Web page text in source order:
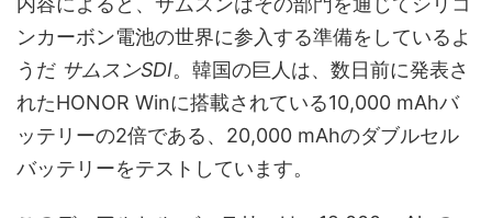
ンカーボン電池の世界に参入する準備をしているよ
うだ サムスンSDI。韓国の巨人は、数日前に発表さ
れたHONOR Winに搭載されている10,000 mAhバ
ッテリーの2倍である、20,000 mAhのダブルセル
バッテリーをテストしています。